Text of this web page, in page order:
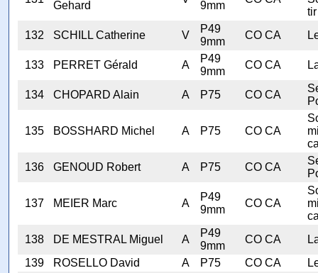
Gehard 9mm
tir
132
SCHILL Catherine V
P49
9mm
CO CA
133 PERRET Gérald A
P49
9mm
CO CA
134 CHOPARD Alain A P75 CO CA
135 BOSSHARD Michel A P75 CO CA
136
GENOUD Robert A P75 CO CA
137 MEIER Marc A
P49
9mm
CO CA
138
DE MESTRAL Miguel A
P49
9mm
CO CA
139
ROSELLO David A P75 CO CA